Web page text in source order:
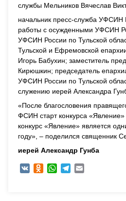
службы Мельников Вячеслав
начальник пресс-служба УФСИН
работы с осужденными УФСИН
УФСИН России по Тульской
Тульской и Ефремовской
Игорь Бабухин; заместитель
Кирюшкин; председатель
УФСИН России по Тульской
служению иерей Александра
«После благословения
ФСИН старт конкурса
конкурс «Явление» является
году», – поделился священник
иерей Александр Гунба
VK Odnoklassniki
WhatsAppTelegram